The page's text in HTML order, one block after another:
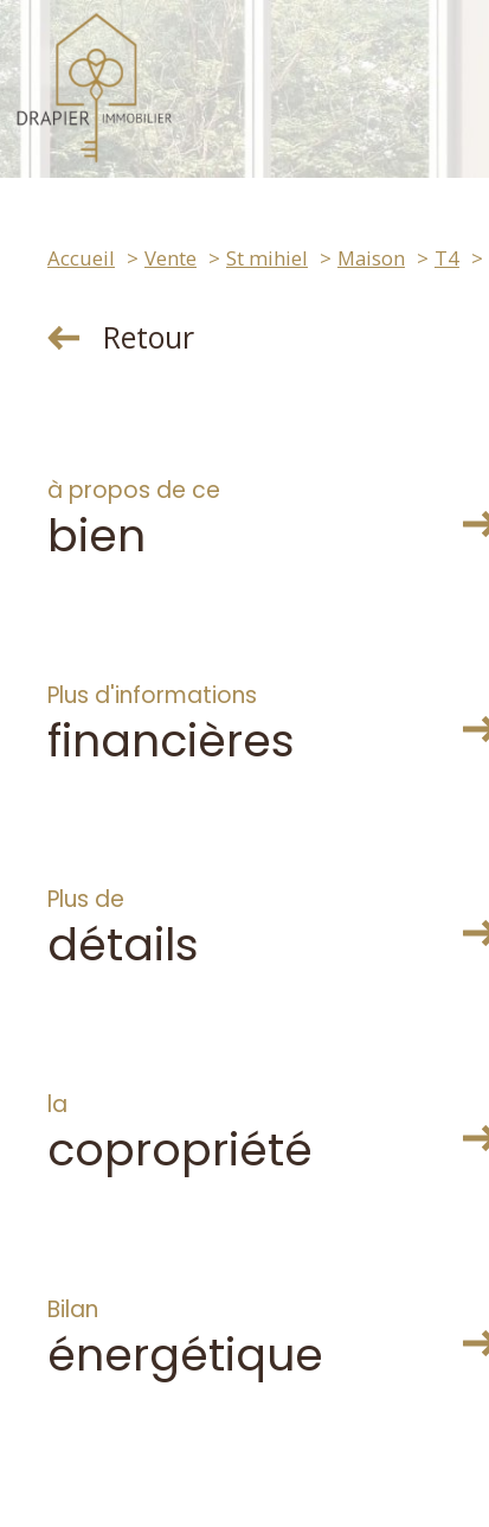
Accueil Vente St mihiel Maison T4
Retour
à propos de ce
bien
Plus d'informations
financières
Plus de
détails
la
copropriété
Bilan
énergétique